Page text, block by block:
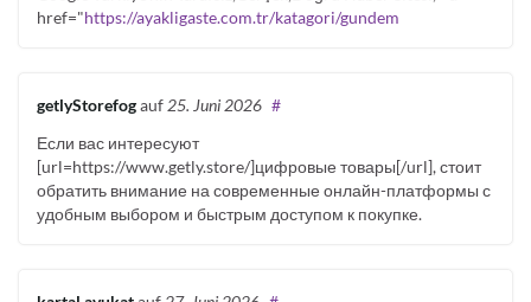
href="https://ayakligaste.com.tr/katagori/gundem
getlyStorefogauf 25. Juni 2026 #
Если вас интересуют
[url=https://www.getly.store/]цифровые товары[/url], стоит
обратить внимание на современные онлайн-платформы с
удобным выбором и быстрым доступом к покупке.